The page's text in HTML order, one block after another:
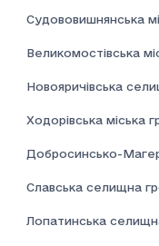
Судововишнянська
Великомостівська
Новояричівська
Ходорівська міська
Добросинсько-
Славська селищна
Лопатинська